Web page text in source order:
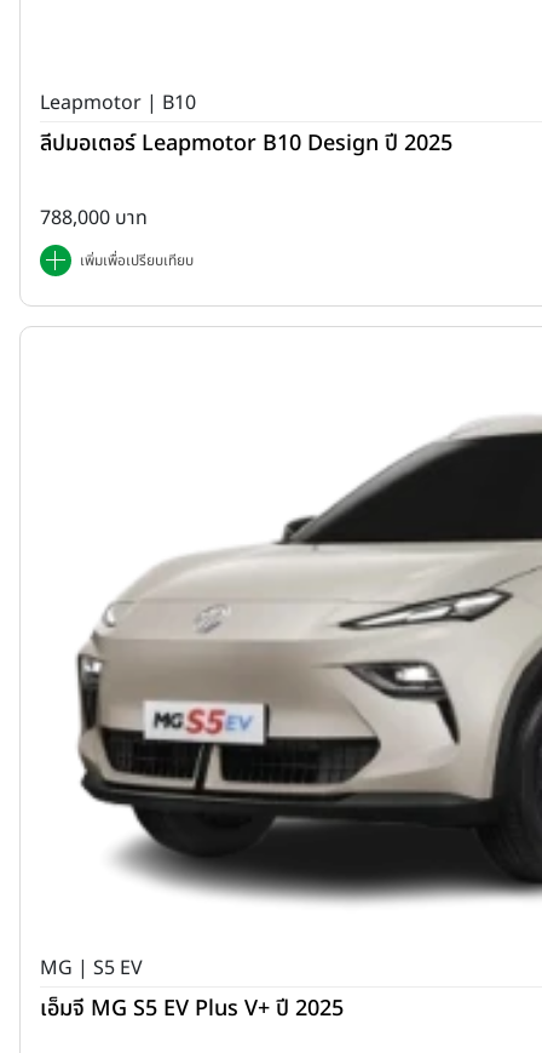
Leapmotor | B10
ลีปมอเตอร์ Leapmotor B10 Design ปี 2025
788,000 บาท
เพิ่มเพื่อเปรียบเทียบ
MG | S5 EV
เอ็มจี MG S5 EV Plus V+ ปี 2025